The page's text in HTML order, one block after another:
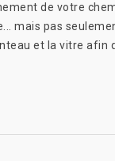
de votre
mais pas
et la vitre afin